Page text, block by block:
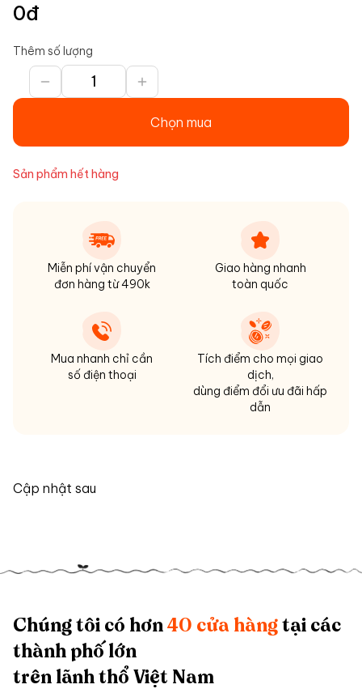
0đ
Thêm số lượng
Chọn mua
Sản phẩm hết hàng
Miễn phí vận chuyển
đơn hàng từ 490k
Giao hàng nhanh
toàn quốc
Mua nhanh chỉ cần
số điện thoại
Tích điểm cho mọi giao
dịch,
dùng điểm đổi ưu đãi hấp
dẫn
Cập nhật sau
Chúng tôi có hơn 40 cửa hàng tại các
thành phố lớn
trên lãnh thổ Việt Nam